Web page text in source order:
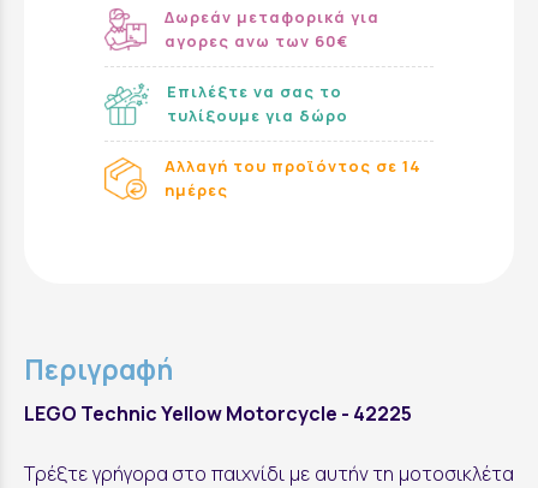
Δωρεάν μεταφορικά για
αγορες ανω των 60€
Επιλέξτε να σας το
τυλίξουμε για δώρο
Αλλαγή του προϊόντος σε 14
ημέρες
Περιγραφή
LEGO Technic Yellow Motorcycle - 42225
Τρέξτε γρήγορα στο παιχνίδι με αυτήν τη μοτοσικλέτα